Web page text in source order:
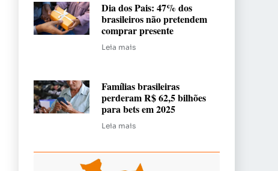
Dia dos Pais: 47% dos
brasileiros não pretendem
comprar presente
Leia mais
Famílias brasileiras
perderam R$ 62,5 bilhões
para bets em 2025
Leia mais